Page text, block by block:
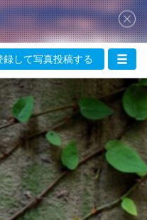
録して写真投稿する